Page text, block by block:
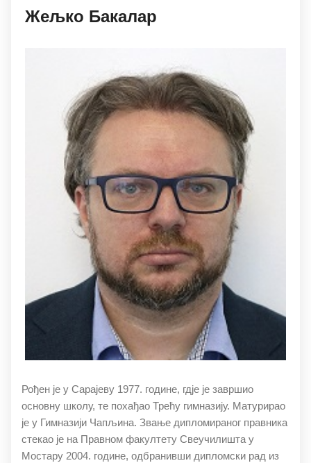
Жељко Бакалар
Рођен је у Сарајеву 1977. године, гдје је завршио
основну школу, те похађао Трећу гимназију. Матурирао
је у Гимназији Чапљина. Звање дипломираног правника
стекао је на Правном факултету Свеучилишта у
Мостару 2004. године, одбранивши дипломски рад из